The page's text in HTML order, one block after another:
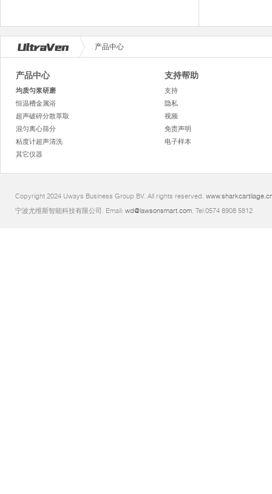
产品中心
产品中心
均质匀浆研磨
恒温槽金属浴
超声破碎分散萃取
混匀离心筛分
粘度计超声清洗
其它仪器
支持帮助
支持
隐私
视频
免责声明
电子样本
Copyright 2024 Uways Business Group BV. All rights reserved.
宁波尤维斯智能科技有限公司. Email: wd@lawsonsmart.com. Tel:0574 8908 5812